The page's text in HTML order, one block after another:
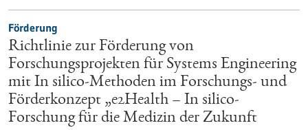
Förderung
Richtlinie zur Förderung von
Forschungsprojekten für Systems Engineering
mit In silico-Methoden im Forschungs- und
Förderkonzept „e2Health – In silico-
Forschung für die Medizin der Zukunft